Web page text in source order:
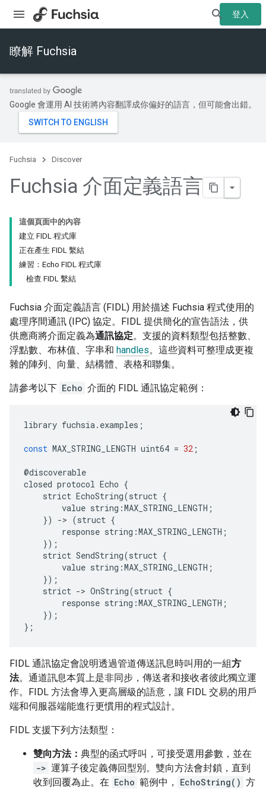
登入
瞭解 Fuchsia
Google 會運用 AI 技術將內容翻譯成你偏好的語言，但可能會出錯。
Fuchsia Discover
Fuchsia 介面定義語言
這個頁面中的內容
建立 FIDL 程式庫
正在產生 FIDL 繫結
練習：Echo FIDL 程式庫
檢查 FIDL 繫結
Fuchsia 介面定義語言 (FIDL) 用於描述 Fuchsia 程式使用的
處理序間通訊 (IPC) 協定。FIDL 提供簡化的宣告語法，供
供應商將介面定義為通訊協定。支援的資料類型包括整數、
浮點數、布林值、字串和 handles。這些資料可整理成更複
雜的陣列、向量、結構體、表格和聯集。
請參考以下 Echo 介面的 FIDL 通訊協定範例：
library fuchsia. examples ;
const MAX_STRING_LENGTH uint64 = 32 ;
@discoverable
closed protocol Echo {
strict EchoString(struct {
value string :MAX_STRING_LENGTH ;
})
-> (struct {
response string :MAX_STRING_LENGTH ;
});
strict SendString(struct {
value string :MAX_STRING_LENGTH ;
});
strict -> OnString(struct {
response string :MAX_STRING_LENGTH ;
});
};
FIDL 通訊協定會說明透過管道傳送訊息時叫用的一組方
法。通道訊息本質上是非同步，傳送者和接收者彼此獨立運
作。FIDL 方法會導入更高層級的語意，讓 FIDL 交易的用戶
端和伺服器端能進行更慣用的程式設計。
FIDL 支援下列方法類型：
雙向方法： 典型的函式呼叫，可接受選用參數，並在
-> 運算子後定義傳回型別。雙向方法會封鎖，直到
收到回覆為止。在 Echo 範例中， EchoString() 方